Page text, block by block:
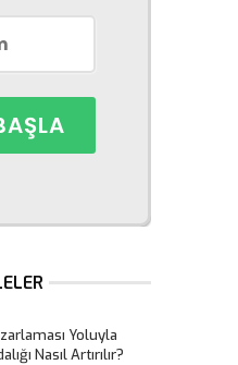
Yoluyla
Nasıl Artırılır?